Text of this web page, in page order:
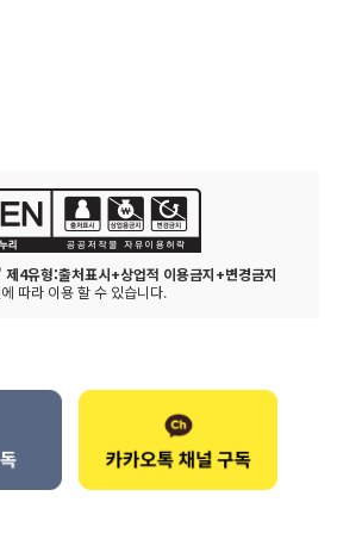
제4유형:출처표시+상업적 이용금지+변경금지
따라 이용 할 수 있습니다.